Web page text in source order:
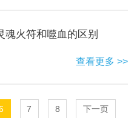
魂火符和噬血的区别
查看更多 >>
7 8 下一页